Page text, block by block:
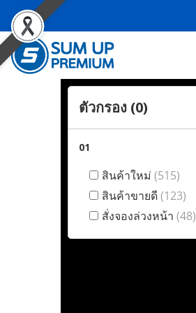
ตัวกรอง (0)
01
สินค้าใหม่ (515)
สินค้าขายดี(123)
สั่งจองล่วงหน้า (48)